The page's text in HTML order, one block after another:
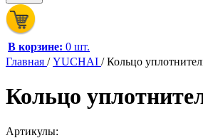
В корзине: 0 шт.
Главная /YUCHAI /Кольцо
Кольцо
Артикулы: